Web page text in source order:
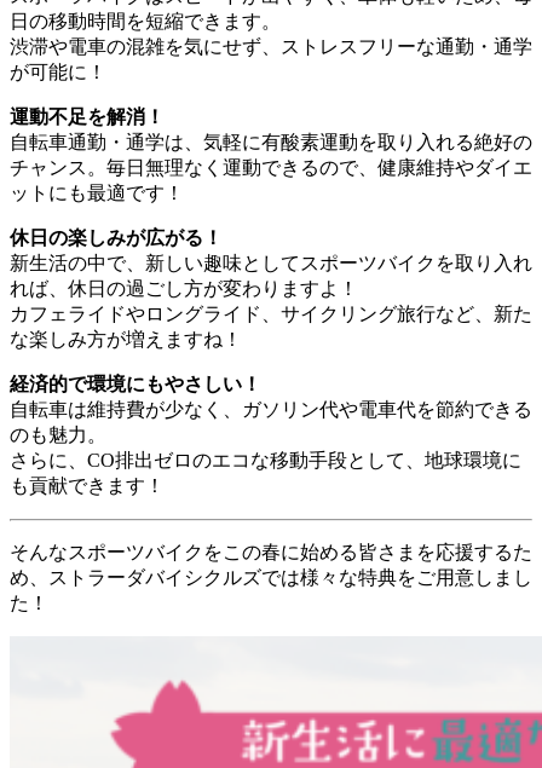
日の移動時間を短縮できます。
渋滞や電車の混雑を気にせず、ストレスフリーな通勤・通学
が可能に！
運動不足を解消！
自転車通勤・通学は、気軽に有酸素運動を取り入れる絶好の
チャンス。毎日無理なく運動できるので、健康維持やダイエ
ットにも最適です！
休日の楽しみが広がる！
新生活の中で、新しい趣味としてスポーツバイクを取り入れ
れば、休日の過ごし方が変わりますよ！
カフェライドやロングライド、サイクリング旅行など、新た
な楽しみ方が増えますね！
経済的で環境にもやさしい！
自転車は維持費が少なく、ガソリン代や電車代を節約できる
のも魅力。
さらに、CO排出ゼロのエコな移動手段として、地球環境に
も貢献できます！
そんなスポーツバイクをこの春に始める皆さまを応援するた
め、ストラーダバイシクルズでは様々な特典をご用意しまし
た！